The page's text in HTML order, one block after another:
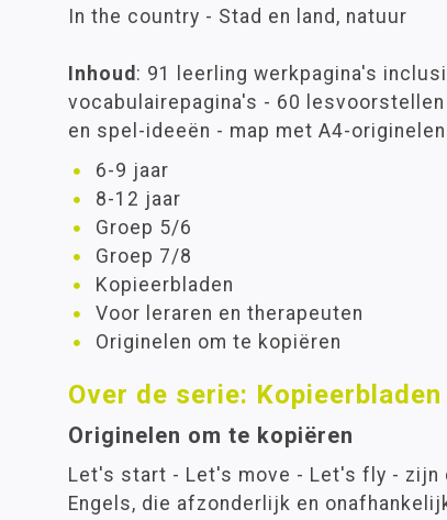
In the country - Stad en land, natuur
Inhoud : 91 leerling werkpagina's
vocabulairepagina's - 60
en spel-ideeën - map met A4-
6-9 jaar
8-12 jaar
Groep 5/6
Groep 7/8
Kopieerbladen
Voor leraren en therapeuten
Originelen om te kopiëren
Over de serie: Kopieerbladen
Originelen om te kopiëren
Let's start - Let's move - Let's fly - zijn
Engels, die afzonderlijk en